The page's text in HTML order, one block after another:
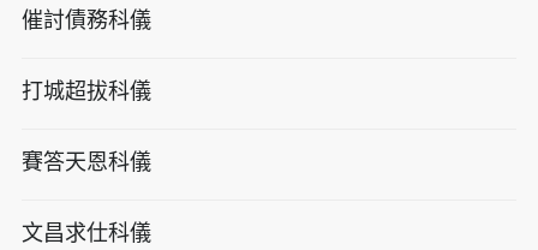
催討債務科儀
打城超拔科儀
賽答天恩科儀
文昌求仕科儀